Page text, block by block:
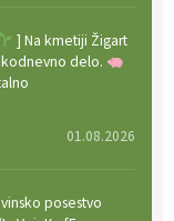
] Na kmetiji Žigart
delo.
01.08.2026
posestvo